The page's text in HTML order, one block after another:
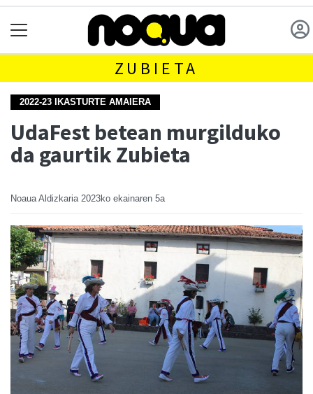
ZUBIETA
2022-23 IKASTURTE AMAIERA
UdaFest betean murgilduko
da gaurtik Zubieta
Noaua Aldizkaria 2023ko ekainaren 5a